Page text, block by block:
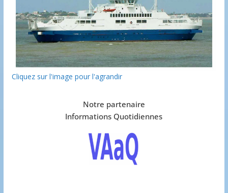
Cliquez sur l'image pour l'agrandir
Notre partenaire
Informations Quotidiennes